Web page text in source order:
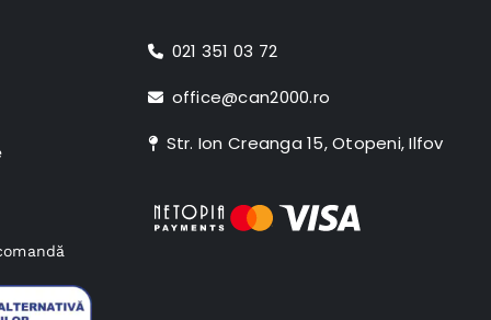
021 351 03 72
office@can2000.ro
Str. Ion Creanga 15, Otopeni, Ilfov